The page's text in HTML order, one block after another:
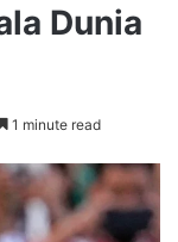
Dunia
1 minute read